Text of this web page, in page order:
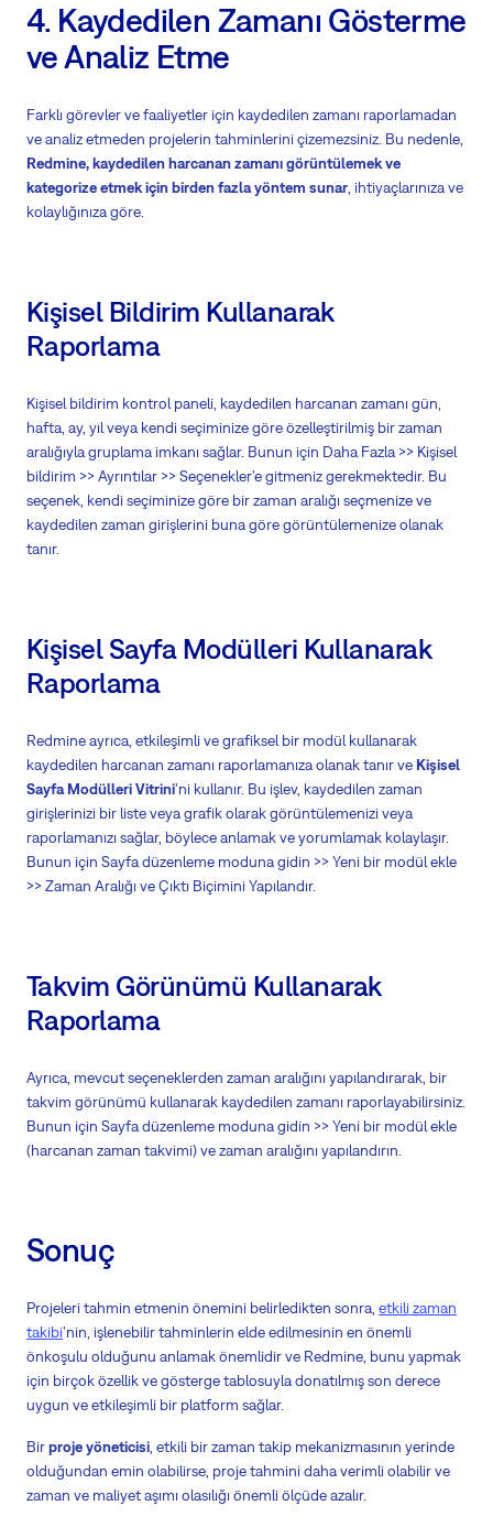
4. Kaydedilen Zamanı Gösterme
ve Analiz Etme
Farklı görevler ve faaliyetler için kaydedilen zamanı raporlamadan
ve analiz etmeden projelerin tahminlerini çizemezsiniz. Bu nedenle,
Redmine, kaydedilen harcanan zamanı görüntülemek ve
kategorize etmek için birden fazla yöntem sunar, ihtiyaçlarınıza ve
kolaylığınıza göre.
Kişisel Bildirim Kullanarak
Raporlama
Kişisel bildirim kontrol paneli, kaydedilen harcanan zamanı gün,
hafta, ay, yıl veya kendi seçiminize göre özelleştirilmiş bir zaman
aralığıyla gruplama imkanı sağlar. Bunun için Daha Fazla >> Kişisel
bildirim >> Ayrıntılar >> Seçenekler'e gitmeniz gerekmektedir. Bu
seçenek, kendi seçiminize göre bir zaman aralığı seçmenize ve
kaydedilen zaman girişlerini buna göre görüntülemenize olanak
tanır.
Kişisel Sayfa Modülleri Kullanarak
Raporlama
Redmine ayrıca, etkileşimli ve grafiksel bir modül kullanarak
kaydedilen harcanan zamanı raporlamanıza olanak tanır ve Kişisel
Sayfa Modülleri Vitrini'ni kullanır. Bu işlev, kaydedilen zaman
girişlerinizi bir liste veya grafik olarak görüntülemenizi veya
raporlamanızı sağlar, böylece anlamak ve yorumlamak kolaylaşır.
Bunun için Sayfa düzenleme moduna gidin >> Yeni bir modül ekle
>> Zaman Aralığı ve Çıktı Biçimini Yapılandır.
Takvim Görünümü Kullanarak
Raporlama
Ayrıca, mevcut seçeneklerden zaman aralığını yapılandırarak, bir
takvim görünümü kullanarak kaydedilen zamanı raporlayabilirsiniz.
Bunun için Sayfa düzenleme moduna gidin >> Yeni bir modül ekle
(harcanan zaman takvimi) ve zaman aralığını yapılandırın.
Sonuç
Projeleri tahmin etmenin önemini belirledikten sonra, etkili zaman
takibi'nin, işlenebilir tahminlerin elde edilmesinin en önemli
önkoşulu olduğunu anlamak önemlidir ve Redmine, bunu yapmak
için birçok özellik ve gösterge tablosuyla donatılmış son derece
uygun ve etkileşimli bir platform sağlar.
Birproje yöneticisi , etkili bir zaman takip mekanizmasının yerinde
olduğundan emin olabilirse, proje tahmini daha verimli olabilir ve
zaman ve maliyet aşımı olasılığı önemli ölçüde azalır.